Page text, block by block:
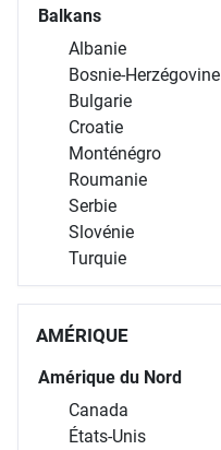
Balkans
Albanie
Bosnie-Herzégovine
Bulgarie
Croatie
Monténégro
Roumanie
Serbie
Slovénie
Turquie
AMÉRIQUE
Amérique du Nord
Canada
États-Unis